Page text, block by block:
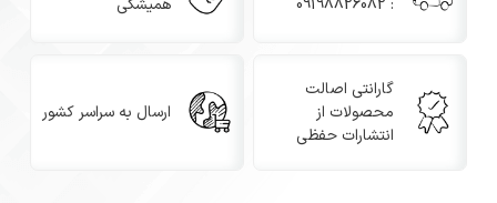
: 09198826082
همیشگی
گارانتی اصالت
محصولات از
انتشارات حفظی
ارسال به سراسر کشور